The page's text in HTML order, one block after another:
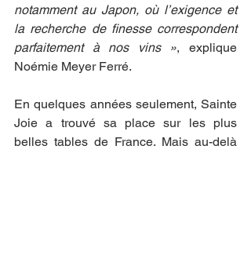
notamment au Japon, où l’exigence et
la recherche de finesse correspondent
parfaitement à nos vins », explique
Noémie Meyer Ferré.
En quelques années seulement, Sainte
Joie a trouvé sa place sur les plus
belles tables de France. Mais au-delà